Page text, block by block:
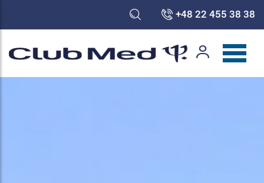
+48 22 455 38 38